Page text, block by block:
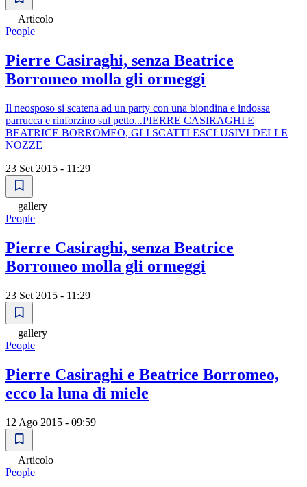
Articolo
People
Pierre Casiraghi, senza Beatrice
Borromeo molla gli ormeggi
Il neosposo si scatena ad un party con una biondina e indossa
parrucca e rinforzino sul petto...PIERRE CASIRAGHI E
BEATRICE BORROMEO, GLI SCATTI ESCLUSIVI DELLE
NOZZE
23 Set 2015 - 11:29
gallery
People
Pierre Casiraghi, senza Beatrice
Borromeo molla gli ormeggi
23 Set 2015 - 11:29
gallery
People
Pierre Casiraghi e Beatrice Borromeo,
ecco la luna di miele
12 Ago 2015 - 09:59
Articolo
People